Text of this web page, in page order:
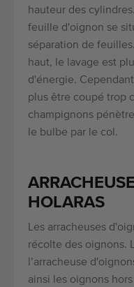
hauteur des
feuille d'oignon se
séparation de
haut, le lavage est
d'énergie.
plus être coupé trop
champignons
le bulbe par le col.
HOLARAS
Les arracheuses
récolte des oignons.
l’arracheuse
ainsi les oignons